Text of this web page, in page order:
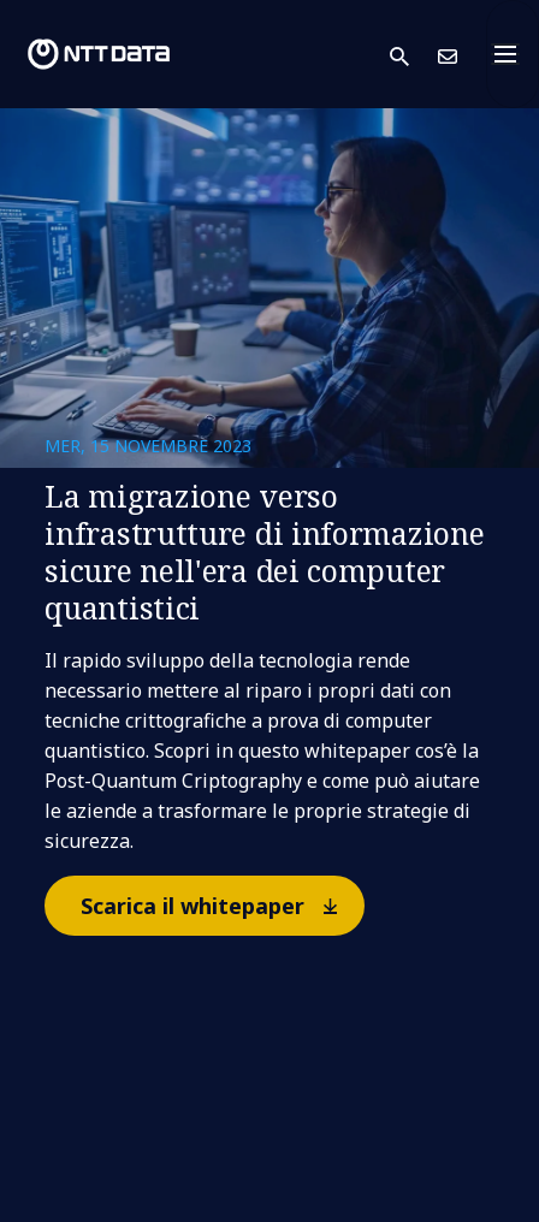
search
MER, 15 NOVEMBRE 2023
La migrazione verso
infrastrutture di informazione
sicure nell'era dei computer
quantistici
Il rapido sviluppo della tecnologia rende
necessario mettere al riparo i propri dati con
tecniche crittografiche a prova di computer
quantistico. Scopri in questo whitepaper cos’è la
Post-Quantum Criptography e come può aiutare
le aziende a trasformare le proprie strategie di
sicurezza.
Scarica il whitepaper